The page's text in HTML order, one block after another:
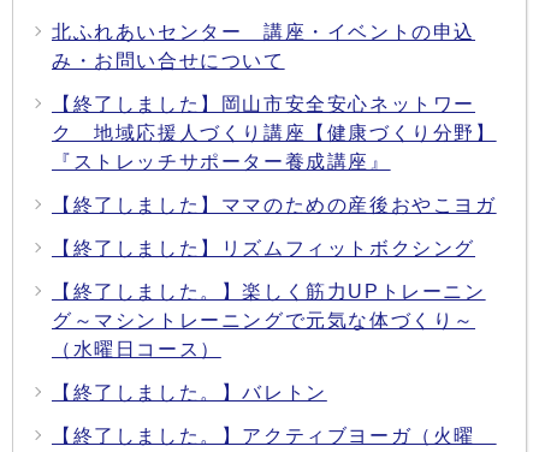
北ふれあいセンター 講座・イベントの申込
み・お問い合せについて
【終了しました】岡山市安全安心ネットワー
ク 地域応援人づくり講座【健康づくり分野】
『ストレッチサポーター養成講座』
【終了しました】ママのための産後おやこヨガ
【終了しました】リズムフィットボクシング
【終了しました。】楽しく筋力UPトレーニン
グ～マシントレーニングで元気な体づくり～
（水曜日コース）
【終了しました。】バレトン
【終了しました。】アクティブヨーガ（火曜